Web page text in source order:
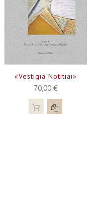
«Vestigia Notitiai»
70,00 €